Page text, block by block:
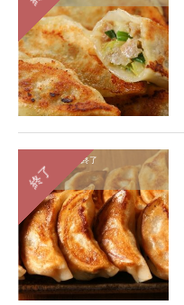
終了
募集終了
報告期間：
終了